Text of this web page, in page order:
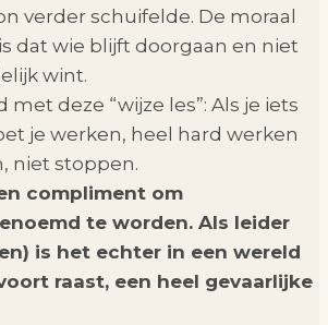
verder schuifelde. De moraal
dat wie blijft doorgaan en niet
wint.
met deze “wijze les”: Als je iets
je werken, heel hard werken
niet stoppen.
compliment om
te worden. Als leider
is het echter in een wereld
raast, een heel gevaarlijke